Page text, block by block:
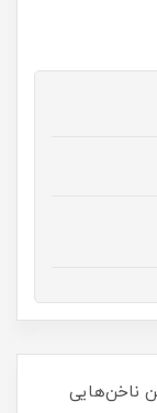
ناخن‌هایی